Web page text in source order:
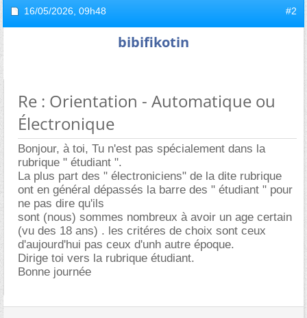
16/05/2026, 09h48 #2
bibifikotin
Re : Orientation - Automatique ou
Électronique
Bonjour, à toi, Tu n'est pas spécialement dans la
rubrique " étudiant ".
La plus part des " électroniciens" de la dite rubrique
ont en général dépassés la barre des " étudiant " pour
ne pas dire qu'ils
sont (nous) sommes nombreux à avoir un age certain
(vu des 18 ans) . les critéres de choix sont ceux
d'aujourd'hui pas ceux d'unh autre époque.
Dirige toi vers la rubrique étudiant.
Bonne journée